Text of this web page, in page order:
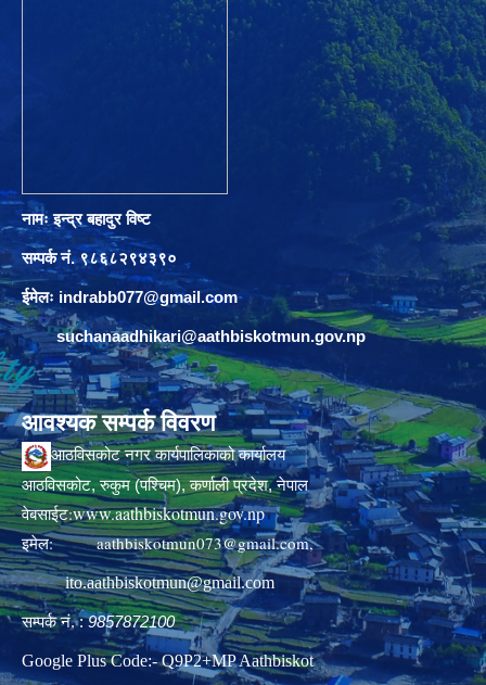
नामः इन्द्र बहादुर विष्ट
सम्पर्क नं. ९८६८२९४३९०
ईमेलः indrabb077@gmail.com
suchanaadhikari@aathbiskotmun.gov.np
आवश्यक सम्पर्क विवरण
आठविसकोट नगर कार्यपालिकाको कार्यालय
आठविसकोट, रुकुम (पश्चिम), कर्णाली प्रदेश, नेपाल
वेबसाईट:www.aathbiskotmun.gov.np
इमेल:aathbiskotmun073@gmail.com,
ito.aathbiskotmun@gmail.com
सम्पर्क नं. :9857872100
Google Plus Code:- Q9P2+MP Aathbiskot